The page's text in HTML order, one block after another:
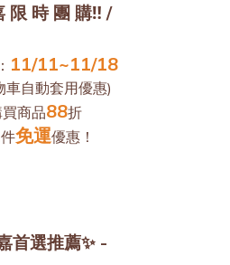
限 時 團 購‼️ /
11/11~11/18
車自動套用優惠)
買商品88折
件免運優惠！
首選推薦✨ -